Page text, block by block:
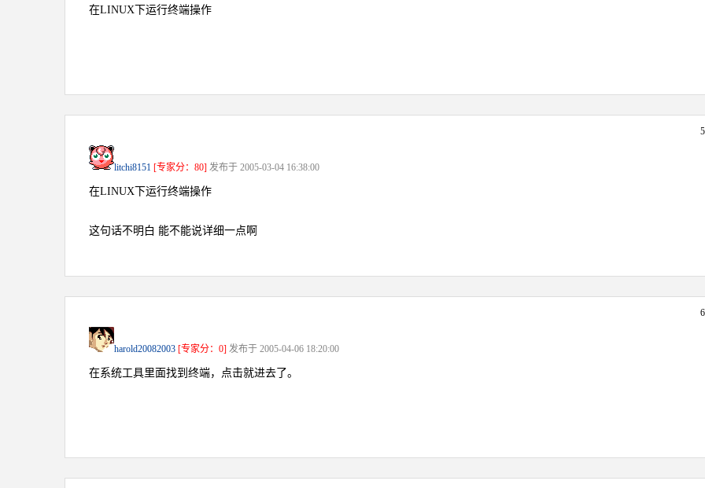
在LINUX下运行终端操作
litchi8151 [专家分：80] 发布于 2005-03-04 16:38:00
在LINUX下运行终端操作
这句话不明白 能不能说详细一点啊
harold20082003 [专家分：0] 发布于 2005-04-06 18:20:00
在系统工具里面找到终端，点击就进去了。